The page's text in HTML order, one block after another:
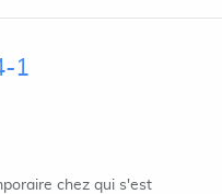
1
chez qui s'est